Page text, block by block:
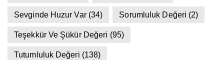
Sevginde Huzur Var(34) Sorumluluk Değeri (2)
Teşekkür Ve Şükür Değeri (95)
Tutumluluk Değeri (138)